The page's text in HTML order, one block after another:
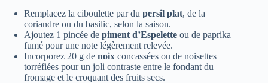
Remplacez la ciboulette par du persil plat, de la
coriandre ou du basilic, selon la saison.
Ajoutez 1 pincée de piment d’Espelette ou de paprika
fumé pour une note légèrement relevée.
Incorporez 20 g de noix concassées ou de noisettes
torréfiées pour un joli contraste entre le fondant du
fromage et le croquant des fruits secs.